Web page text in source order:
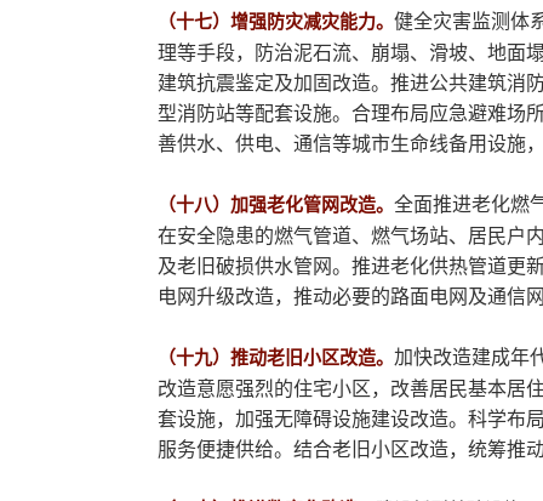
（十七）增强防灾减灾能力。 健全灾害监测体
理等手段，防治泥石流、崩塌、滑坡、地面
建筑抗震鉴定及加固改造。推进公共建筑消
型消防站等配套设施。合理布局应急避难场
善供水、供电、通信等城市生命线备用设施
（十八）加强老化管网改造。 全面推进老化燃
在安全隐患的燃气管道、燃气场站、居民户
及老旧破损供水管网。推进老化供热管道更
电网升级改造，推动必要的路面电网及通信
（十九）推动老旧小区改造。 加快改造建成年
改造意愿强烈的住宅小区，改善居民基本居
套设施，加强无障碍设施建设改造。科学布
服务便捷供给。结合老旧小区改造，统筹推